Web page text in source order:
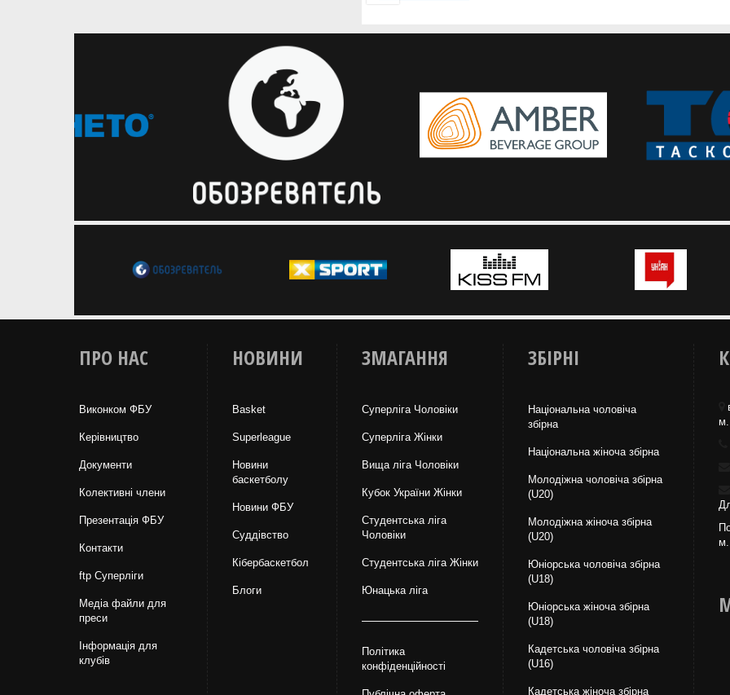
Тенерифе
Як зіграли суперники українських
клубів на цьому тижні у внутрішніх
плей-ін Ліги чемпіонів
Чемпіон України зазнав
ПРО НАС
Виконком ФБУ
Керівництво
Документи
Колективні члени
Презентація ФБУ
Контакти
ftp Суперліги
Медіа файли для
преси
Інформація для
клубів
НОВИНИ
Basket
Superleague
Новини
баскетболу
Новини ФБУ
Суддівство
Кібербаскетбол
Блоги
ЗМАГАННЯ
Суперліга Чоловіки
Суперліга Жінки
Вища лiга Чоловіки
Кубок України Жінки
Студентська ліга
Чоловiки
Студентська ліга Жінки
Юнацька ліга
Політика
конфіденційності
ЗБІРНІ
Національна чоловіча
збірна
Національна жiноча збірна
Молодіжна чоловіча збірна
(U20)
Молодіжна жіноча збірна
(U20)
Юніорська чоловіча збірна
(U18)
Юніорська жіноча збірна
(U18)
Кадетська чоловіча збірна
(U16)
Кадетська жіноча збірна
м.